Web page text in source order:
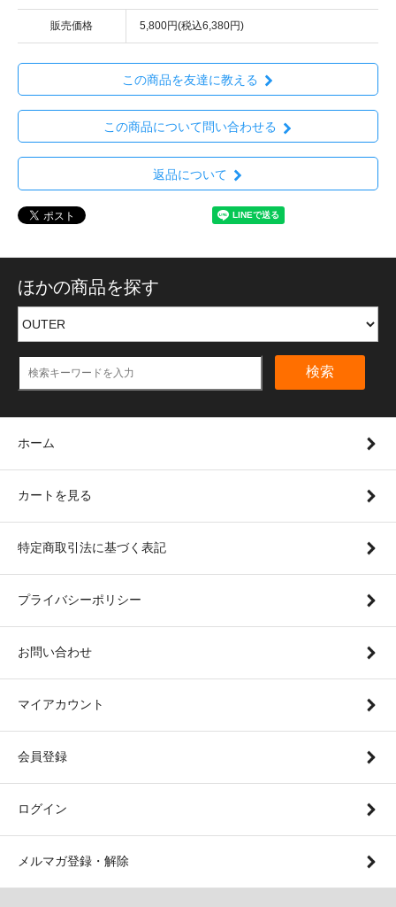
販売価格 5,800円(税込6,380円)
この商品を友達に教える
この商品について問い合わせる
返品について
ほかの商品を探す
検索
ホーム
カートを見る
特定商取引法に基づく表記
プライバシーポリシー
お問い合わせ
マイアカウント
会員登録
ログイン
メルマガ登録・解除